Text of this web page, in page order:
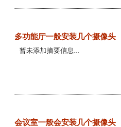
多功能厅一般安装几个摄像头
暂未添加摘要信息...
会议室一般会安装几个摄像头